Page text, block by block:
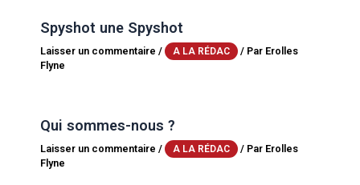
Spyshot une Spyshot
Laisser un commentaire / A LA RÉDAC / Par Erolles
Flyne
Qui sommes-nous ?
Laisser un commentaire / A LA RÉDAC / Par Erolles
Flyne